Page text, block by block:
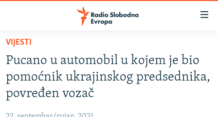
Pređite
glavni
sadržaj
Pređite
na
glavnu
BOSNA I HERCEGOVINA
SRBIJA
VIJESTI
Pucano u automobil u kojem je bio
pomoćnik ukrajinskog predsednika,
povređen vozač